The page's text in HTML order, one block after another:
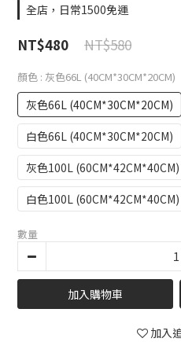
全店，日常1500免運
NT$580
NT$480
顏色 : 灰色66L (40CM*30CM*20CM)
灰色66L (40CM*30CM*20CM)
白色66L (40CM*30CM*20CM)
灰色100L (60CM*42CM*40CM)
白色100L (60CM*42CM*40CM)
數量
加入購物車
加入